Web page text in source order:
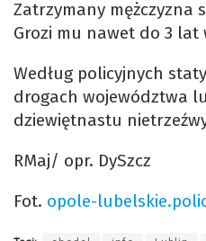
Zatrzymany mężczyzna
Grozi mu nawet do 3 lat
Według policyjnych
drogach województwa
dziewiętnastu
RMaj/ opr. DySzcz
Fot. opole-